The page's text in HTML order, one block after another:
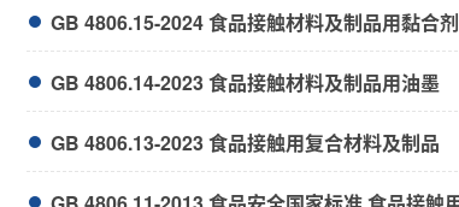
GB 4806.15-2024 食品接触材料及制品用黏合剂
GB 4806.14-2023 食品接触材料及制品用油墨
GB 4806.13-2023 食品接触用复合材料及制品